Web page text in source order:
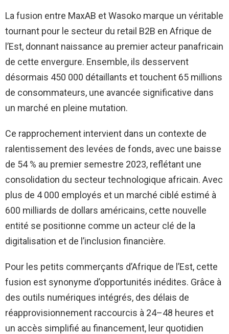
La fusion entre MaxAB et Wasoko marque un véritable
tournant pour le secteur du retail B2B en Afrique de
l’Est, donnant naissance au premier acteur panafricain
de cette envergure. Ensemble, ils desservent
désormais 450 000 détaillants et touchent 65 millions
de consommateurs, une avancée significative dans
un marché en pleine mutation.
Ce rapprochement intervient dans un contexte de
ralentissement des levées de fonds, avec une baisse
de 54 % au premier semestre 2023, reflétant une
consolidation du secteur technologique africain. Avec
plus de 4 000 employés et un marché ciblé estimé à
600 milliards de dollars américains, cette nouvelle
entité se positionne comme un acteur clé de la
digitalisation et de l’inclusion financière.
Pour les petits commerçants d’Afrique de l’Est, cette
fusion est synonyme d’opportunités inédites. Grâce à
des outils numériques intégrés, des délais de
réapprovisionnement raccourcis à 24–48 heures et
un accès simplifié au financement, leur quotidien